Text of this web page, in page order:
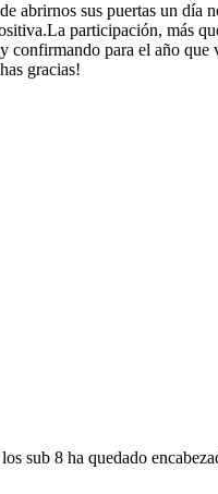
abrirnos sus puertas un
participación, más
para el año
gracias!
sub 8 ha quedado